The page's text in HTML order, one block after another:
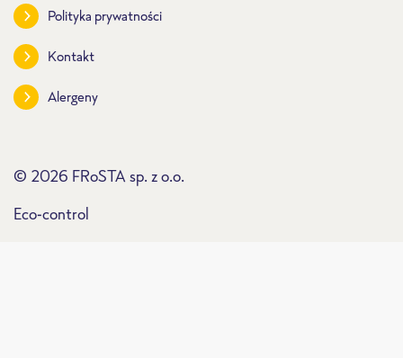
Polityka prywatności
Kontakt
Alergeny
© 2026 FRoSTA sp. z o.o.
Eco-control